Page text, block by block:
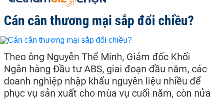
Cán cân thương mại sắp đổi chiều?
Theo ông Nguyễn Thế Minh, Giám đốc Khối
Ngân hàng Đầu tư ABS, giai đoạn đầu năm, các
doanh nghiệp nhập khẩu nguyên liệu nhiều để
phục vụ sản xuất cho mùa vụ cuối năm, còn nửa